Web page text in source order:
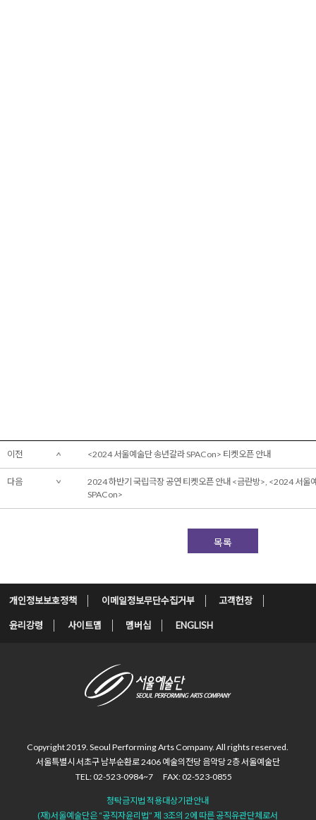
이전 <2024 서울예술단 송년갈라 SPACon> 티켓오픈 안내
다음
2024 하반기 국립극장 공연 티켓오픈 안내 <금란방>, <2024 서울
SPACon>
목록
개인정보보호정책 이메일정보무단수집거부 고객헌장
윤리강령 사이트맵 멤버십 ENGLISH
Copyright 2019. Seoul Performing Arts Company. All rights reserved.
서울특별시 서초구 남부순환로 2406 예술의전당 음악당 2층 서울예술단
TEL: 02-523-0984~7
FAX: 02-523-0855
청탁금지법 적용대상기관안내
(재)서울예술단은 “공직자윤리법” 제 3조의 2에 따른 공직유관단체로서